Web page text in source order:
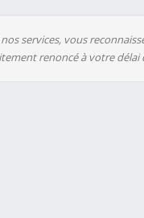
services, vous
renoncé à votre